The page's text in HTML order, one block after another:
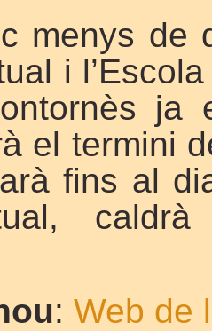
menys de
i
ja
el termini
fins al
caldrà
: Web de